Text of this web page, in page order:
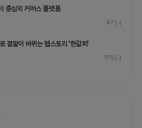
중심의 커머스 플랫폼
47 (-)
결말이 바뀌는 웹스토리 '한갈피'
175 (-)